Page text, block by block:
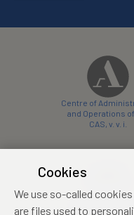
Centre of
and Operations
CAS, v. v. i.
Cookies
We use so-called
are files used to